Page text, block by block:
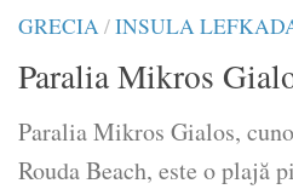
GRECIA/INSULA
Paralia Mikros
Paralia Mikros Gialos,
Rouda Beach, este o plajă